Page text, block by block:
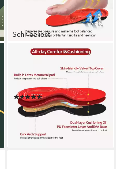
Sehr beliebt
NAWEMO
orthopädische Einlegesohlen
Plattfuß, Fersensporn und...
(33)
18,90 €
(18,90 €/ 1 Paar)
lieferbar - in 3-4 Werktagen bei dir